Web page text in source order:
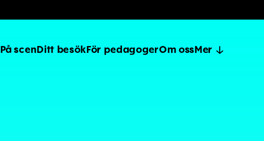
På scenDitt besökFör pedagogerOm ossMer